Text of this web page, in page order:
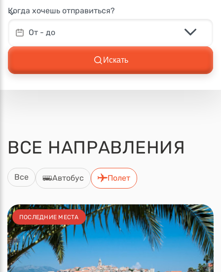
Когда хочешь отправиться?
От - до
Искать
ВСЕ НАПРАВЛЕНИЯ
Все Автобус Полет
ПОСЛЕДНИЕ МЕСТА